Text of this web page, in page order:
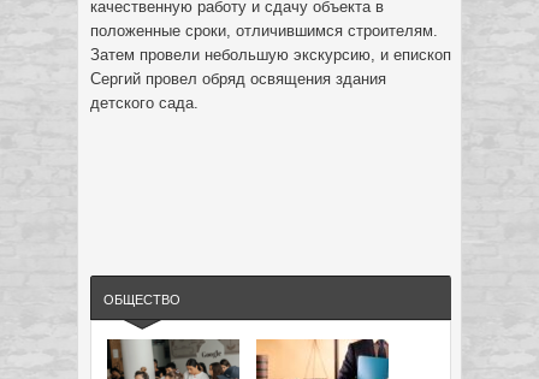
качественную работу и сдачу объекта в
положенные сроки, отличившимся строителям.
Затем провели небольшую экскурсию, и епископ
Сергий провел обряд освящения здания
детского сада.
ОБЩЕСТВО